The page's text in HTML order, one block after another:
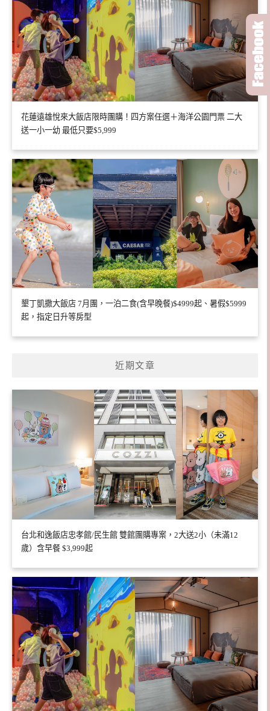
花蓮遠雄悅來大飯店限時團購！四方案任選＋海洋公園門票 二大
送一小一幼 最低只要$5,999
墾丁凱撒大飯店 7月團，一泊二食(含早晚餐)$4999起、暑假$5999
起，指定日升等房型
近期文章
台北和逸飯店忠孝館/民生館 雙館團購專案，2大送2小（未滿12
歲）含早餐 $3,999起